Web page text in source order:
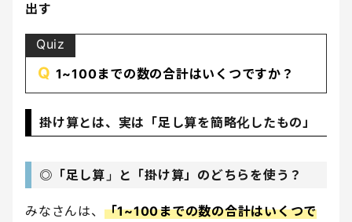
出す
Quiz
Q 1~100までの数の合計はいくつですか？
掛け算とは、実は「足し算を簡略化したもの」
◎「足し算」と「掛け算」のどちらを使う？
みなさんは、 「1~100までの数の合計はいくつで